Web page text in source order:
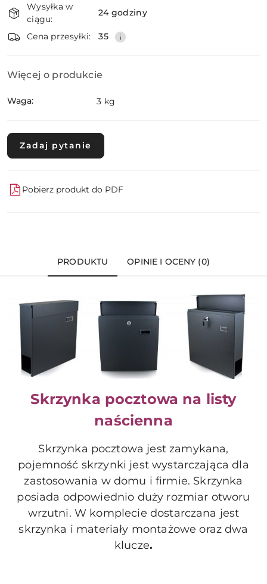
i
dostawa
Wysyłka w
ciągu:
24 godziny
Cena przesyłki: 35
Więcej o produkcie
Waga: 3 kg
Zadaj pytanie
Pobierz produkt do PDF
PRODUKTU OPINIE I OCENY (0)
Skrzynka pocztowa na listy
naścienna
Skrzynka pocztowa jest zamykana,
pojemność skrzynki jest wystarczająca dla
zastosowania w domu i firmie. Skrzynka
posiada odpowiednio duży rozmiar otworu
wrzutni. W komplecie dostarczana jest
skrzynka i materiały montażowe oraz dwa
klucze.